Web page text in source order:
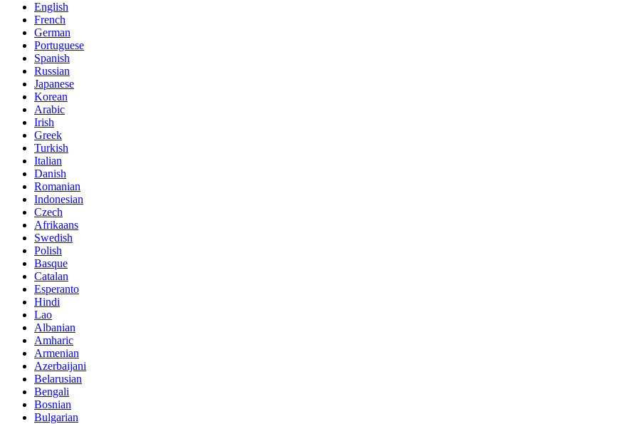
English
French
German
Portuguese
Spanish
Russian
Japanese
Korean
Arabic
Irish
Greek
Turkish
Italian
Danish
Romanian
Indonesian
Czech
Afrikaans
Swedish
Polish
Basque
Catalan
Esperanto
Hindi
Lao
Albanian
Amharic
Armenian
Azerbaijani
Belarusian
Bengali
Bosnian
Bulgarian